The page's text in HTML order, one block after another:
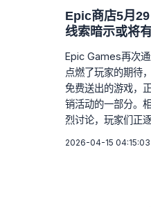
Epic商店5月
线索暗示或将
Epic Games再次
点燃了玩家的期待
免费送出的游戏，
销活动的一部分。
烈讨论，玩家们正
2026-04-15 04:15:03